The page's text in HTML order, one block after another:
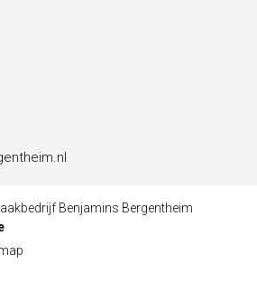
Benjamins Bergentheim